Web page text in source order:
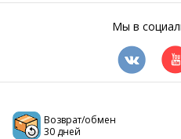
Мы в
Возврат/обмен
30 дней